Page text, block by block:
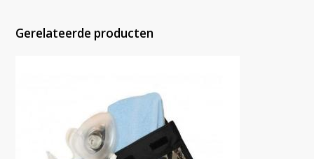
Gerelateerde producten